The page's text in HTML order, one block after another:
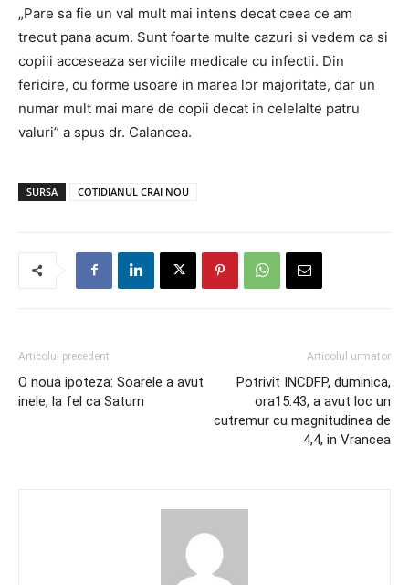
„Pare sa fie un val mult mai intens decat ceea ce am
trecut pana acum. Sunt foarte multe cazuri si vedem ca si
copiii acceseaza serviciile medicale cu infectii. Din
fericire, cu forme usoare in marea lor majoritate, dar un
numar mult mai mare de copii decat in celelalte patru
valuri” a spus dr. Calancea.
SURSA COTIDIANUL CRAI NOU
Articolul precedent
O noua ipoteza: Soarele a avut
inele, la fel ca Saturn
Articolul urmator
Potrivit INCDFP, duminica,
ora15:43, a avut loc un
cutremur cu magnitudinea de
4,4, in Vrancea